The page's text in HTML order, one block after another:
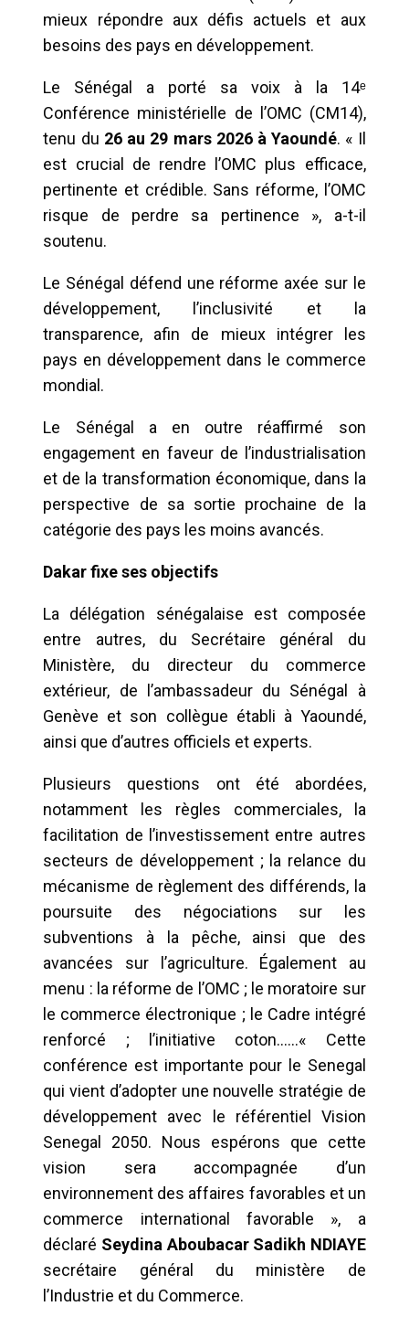
mieux répondre aux défis actuels et aux
besoins des pays en développement.
Le Sénégal a porté sa voix à la 14ᵉ
Conférence ministérielle de l’OMC (CM14),
tenu du 26 au 29 mars 2026 à Yaoundé. « Il
est crucial de rendre l’OMC plus efficace,
pertinente et crédible. Sans réforme, l’OMC
risque de perdre sa pertinence », a-t-il
soutenu.
Le Sénégal défend une réforme axée sur le
développement, l’inclusivité et la
transparence, afin de mieux intégrer les
pays en développement dans le commerce
mondial.
Le Sénégal a en outre réaffirmé son
engagement en faveur de l’industrialisation
et de la transformation économique, dans la
perspective de sa sortie prochaine de la
catégorie des pays les moins avancés.
Dakar fixe ses objectifs
La délégation sénégalaise est composée
entre autres, du Secrétaire général du
Ministère, du directeur du commerce
extérieur, de l’ambassadeur du Sénégal à
Genève et son collègue établi à Yaoundé,
ainsi que d’autres officiels et experts.
Plusieurs questions ont été abordées,
notamment les règles commerciales, la
facilitation de l’investissement entre autres
secteurs de développement ; la relance du
mécanisme de règlement des différends, la
poursuite des négociations sur les
subventions à la pêche, ainsi que des
avancées sur l’agriculture. Également au
menu : la réforme de l’OMC ; le moratoire sur
le commerce électronique ; le Cadre intégré
renforcé ; l’initiative coton……« Cette
conférence est importante pour le Senegal
qui vient d’adopter une nouvelle stratégie de
développement avec le référentiel Vision
Senegal 2050. Nous espérons que cette
vision sera accompagnée d’un
environnement des affaires favorables et un
commerce international favorable », a
déclaré Seydina Aboubacar Sadikh NDIAYE
secrétaire général du ministère de
l’Industrie et du Commerce.